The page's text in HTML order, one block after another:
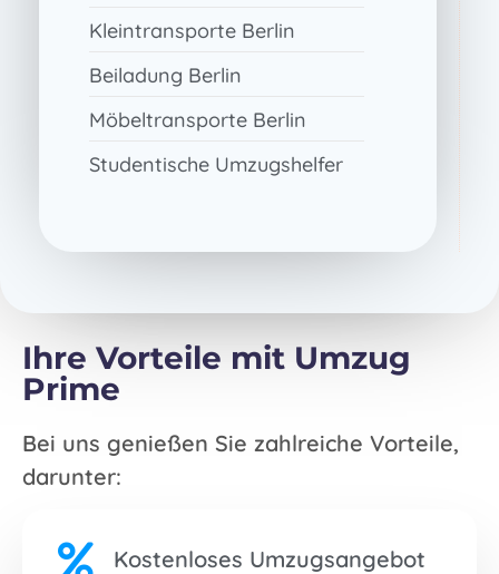
Kleintransporte Berlin
Beiladung Berlin
Möbeltransporte Berlin
Studentische Umzugshelfer
Ihre Vorteile mit Umzug
Prime
Bei uns genießen Sie zahlreiche Vorteile,
darunter:
Kostenloses Umzugsangebot